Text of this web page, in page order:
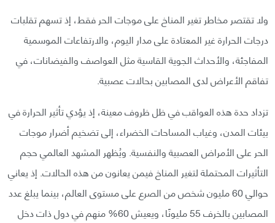
ولا تقتصر مخاطر تغير المناخ على موجات الحر فقط، إذ تسهم تقلبات
درجات الحرارة غير المعتادة على مدار اليوم، والارتفاعات الموسمية
المفاجئة، والأحداث الجوية القاسية مثل العواصف والفيضانات، في
تفاقم الأعراض لدى المصابين بحالات عصبية.
تزداد حدة هذه العواقب في ظل ظروف معينة، إذ يؤدي تأثير الحرارة في
بيئات المدن، وغياب المساحات الخضراء، إلى تضخيم أضرار موجات
الحر على الأمراض العصبية والنفسية. ويُظهر المشهد العالمي حجم
التأثيرات المحتملة لتغير المناخ فيمن يعانون من هذه الحالات. إذ يعاني
حوالي 60 مليون شخص من الصرع على مستوى العالم، بينما يبلغ عدد
المصابين بالخرف 55 مليونًا، ويعيش 60% منهم في دول ذات دخل